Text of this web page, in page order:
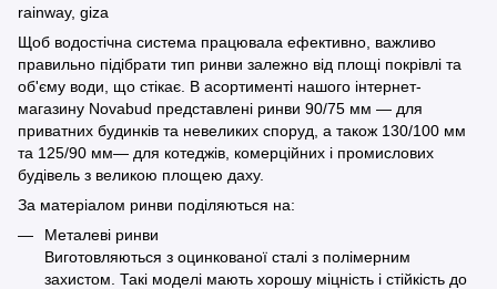
Щоб водостічна система працювала ефективно, важливо
правильно підібрати тип ринви залежно від площі покрівлі та
об'єму води, що стікає. В асортименті нашого інтернет-
магазину Novabud представлені ринви 90/75 мм — для
приватних будинків та невеликих споруд, а також 130/100 мм
та 125/90 мм— для котеджів, комерційних і промислових
будівель з великою площею даху.
За матеріалом ринви поділяються на:
Металеві ринви
Виготовляються з оцинкованої сталі з полімерним
захистом. Такі моделі мають хорошу міцність і стійкість до